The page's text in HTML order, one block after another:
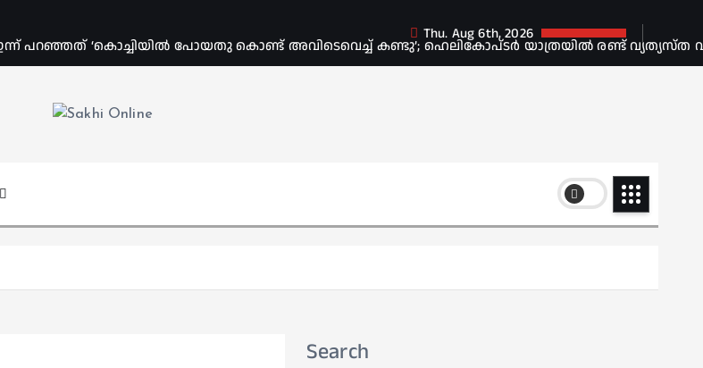
പറഞ്ഞത് ‘കൊച്ചിയിൽ പോയതു കൊണ്ട് അവിടെവെച്ച് കണ്ടു’; ഹെലികോപ്ടർ യാത്രയിൽ രണ്ട് വ്യത്യസ്ത
Thu. Aug 6th, 2026
Search